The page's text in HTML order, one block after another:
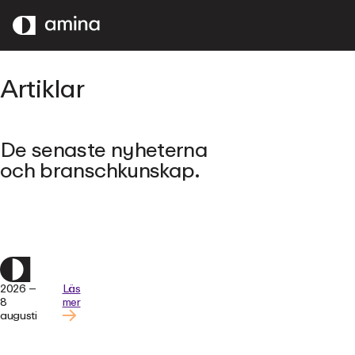
TILL
HUVUDINNEHÅLL
Artiklar
De senaste nyheterna
och branschkunskap.
2026 –
8
augusti
Läs
mer